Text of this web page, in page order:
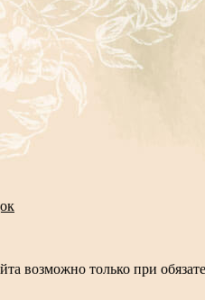
возможно только при